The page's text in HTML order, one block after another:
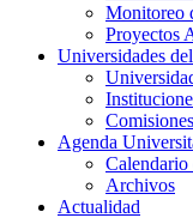
Monitoreo
Proyectos
Universidades
Agenda
Calendario
Archivos
Actualidad